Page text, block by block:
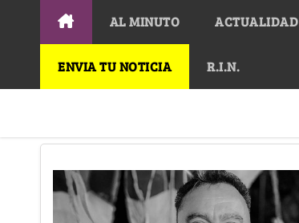
AL MINUTO ACTUALIDAD
ENVIA TU NOTICIA R.I.N.